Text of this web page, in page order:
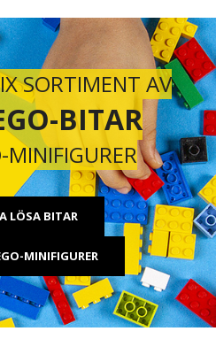
SORTIMENT AV
BITAR
MINIFIGURER
LÖSA BITAR
MINIFIGURER